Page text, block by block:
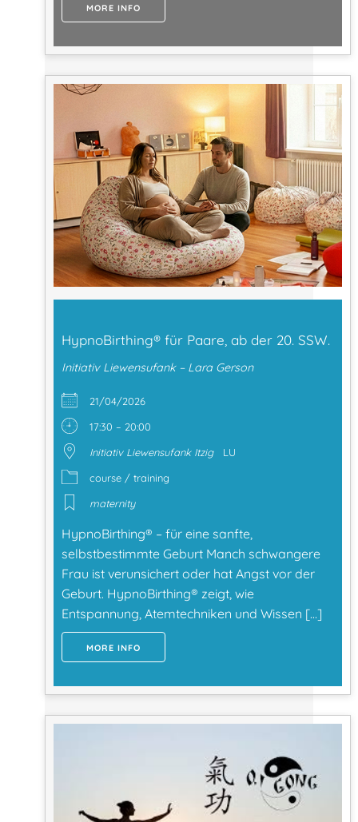
MORE INFO
HypnoBirthing® für Paare, ab der 20. SSW.
Initiativ Liewensufank – Lara Gerson
21/04/2026
17:30 – 20:00
Initiativ Liewensufank Itzig
LU
course / training
maternity
HypnoBirthing® – für eine sanfte,
selbstbestimmte Geburt Manch schwangere
Frau ist verunsichert oder hat Angst vor der
Geburt. HypnoBirthing® zeigt, wie
Entspannung, Atemtechniken und Wissen […]
MORE INFO